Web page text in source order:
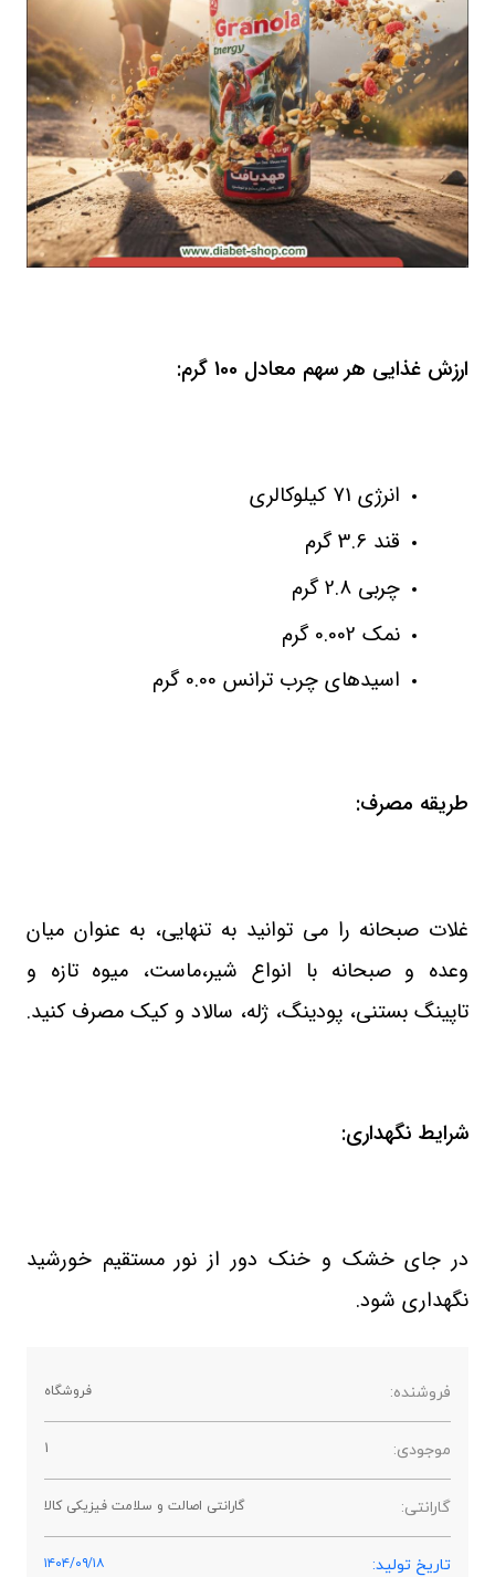
ارزش غذایی هر سهم معادل 100 گرم:
انرژی 71 کیلوکالری
قند 3.6 گرم
چربی 2.8 گرم
نمک 0.002 گرم
اسیدهای چرب ترانس 0.00 گرم
طریقه مصرف:
غلات صبحانه را می توانید به تنهایی، به عنوان میان
وعده و صبحانه با انواع شیر،ماست، میوه تازه و
تاپینگ بستنی، پودینگ، ژله، سالاد و کیک مصرف کنید.
شرایط نگهداری:
در جای خشک و خنک دور از نور مستقیم خورشید
نگهداری شود.
فروشنده: فروشگاه
موجودی: 1
گارانتی: گارانتی اصالت و سلامت فیزیکی کالا
تاریخ تولید: ۱۴۰۴/۰۹/۱۸